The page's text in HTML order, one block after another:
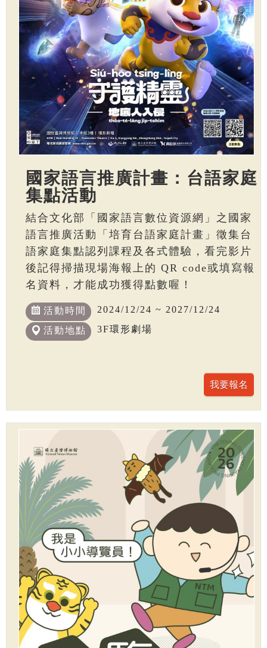
國家語言推廣計畫：台語家庭
集點活動
結合文化部「國家語言數位資源網」之國家
語言推廣活動「培育台語家庭計畫」徵集台
語家庭集點認列課程及各式體驗，看完影片
後記得掃描現場海報上的 QR code或填寫報
名資料，才能成功獲得點數喔！
活動時間 2024/12/24 ~ 2027/12/24
活動地點 3F環形劇場